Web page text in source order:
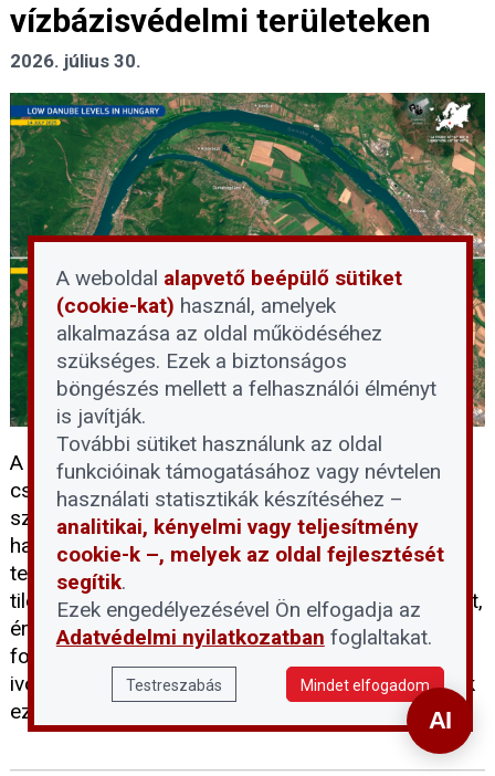
vízbázisvédelmi területeken
2026. július 30.
A rekordalacsony dunai vízállás idején sokan
csábítónak találják, hogy besétáljanak a folyó
szárazzá vált medrébe, ám a Fővárosi Vízművek
határozottan figyelmeztet: a vízbázisvédelmi
területekre belépni és ott tartózkodni szigorúan
tilos. Ahhoz, hogy megértsük e tilalom jelentőségét,
érdemes tisztázni, mit jelent pontosan a vízbázis
fogalma, és miért jelenthet kockázatot a lakossági
ivóvízellátásra az emberi jelenlét a Duna medrének
ezen részein.
A weboldal alapvető beépülő sütiket
(cookie-kat) használ, amelyek
alkalmazása az oldal működéséhez
szükséges. Ezek a biztonságos
böngészés mellett a felhasználói élményt
is javítják.
További sütiket használunk az oldal
funkcióinak támogatásához vagy névtelen
használati statisztikák készítéséhez –
analitikai, kényelmi vagy teljesítmény
cookie-k –, melyek az oldal fejlesztését
segítik.
Ezek engedélyezésével Ön elfogadja az
Adatvédelmi nyilatkozatban foglaltakat.
Testreszabás Mindet elfogadom